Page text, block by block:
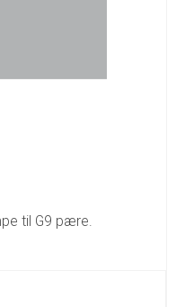
til G9 pære.